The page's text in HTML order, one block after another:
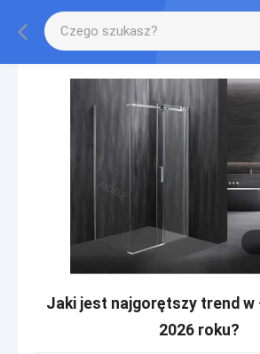
Jaki jest najgorętszy trend w
2026 roku?